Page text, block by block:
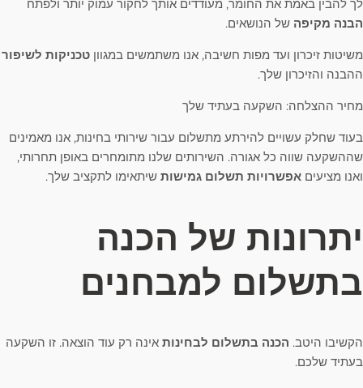
לך להבין באמת את החומר, מעודדים אותך לחקור עמוק יותר ולפתח
הבנה מקיפה של הנושאים.
משיטות זיכרון ועד מפות חשיבה, אנו משתמשים במגוון טכניקות לשיפור
ההבנה והזיכרון שלך.
מחיר ההצלחה: השקעה בעתיד שלך
בעוד שחלק עשויים להירתע מתשלום עבור שירותי בחינות, אנו מאמינים
שההשקעה שווה כל אגורה. השירותים שלנו מתומחרים באופן תחרותי,
ואנו מציעים אפשרויות תשלום גמישות שיתאימו לתקציב שלך.
יתרונות של הכנה
בתשלום למבחנים
הקשיבו היטב. הכנה בתשלום לבחינות אינה רק עוד הוצאה. זו השקעה
בעתיד שלכם.